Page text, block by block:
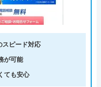
スピード対応
が可能
ても安心